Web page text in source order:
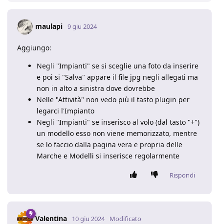
maulapi 9 giu 2024
Aggiungo:
Negli "Impianti" se si sceglie una foto da inserire
e poi si "Salva" appare il file jpg negli allegati ma
non in alto a sinistra dove dovrebbe
Nelle "Attività" non vedo più il tasto plugin per
legarci l'Impianto
Negli "Impianti" se inserisco al volo (dal tasto "+")
un modello esso non viene memorizzato, mentre
se lo faccio dalla pagina vera e propria delle
Marche e Modelli si inserisce regolarmente
Rispondi
Valentina 10 giu 2024
Modificato